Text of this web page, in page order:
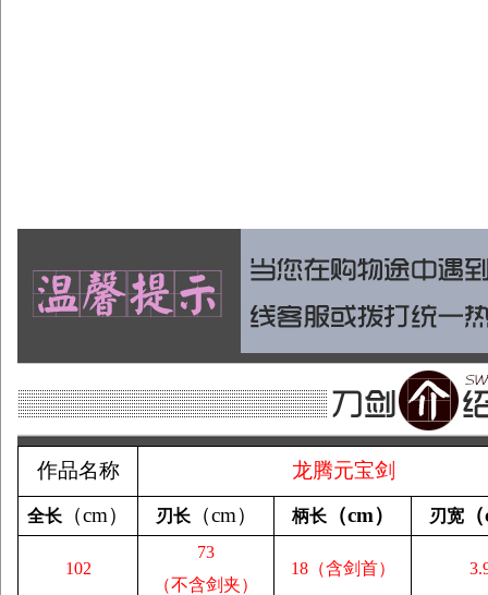
作品名称 龙腾元宝剑
全长 （cm） 刃长（cm） 柄长（cm） 刃宽（
102
73
（不含剑夹）
18（含剑首）